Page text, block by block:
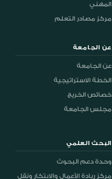
المهني
مركز مصادر التعلم
عن الجامعة
عن الجامعة
الخطة الاستراتيجية
خصائص الخريج
مجلس الجامعة
البحث العلمي
وحدة دعم البحوث
مركز ريادة الأعمال والابتكار ونقل